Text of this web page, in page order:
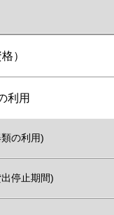
）
利用
の利用)
停止期間)